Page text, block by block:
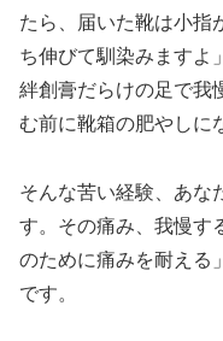
たら、届いた靴は小指
ち伸びて馴染みますよ
絆創膏だらけの足で我
む前に靴箱の肥やし
そんな苦い経験、あな
す。その痛み、我慢す
のために痛みを耐える
です。